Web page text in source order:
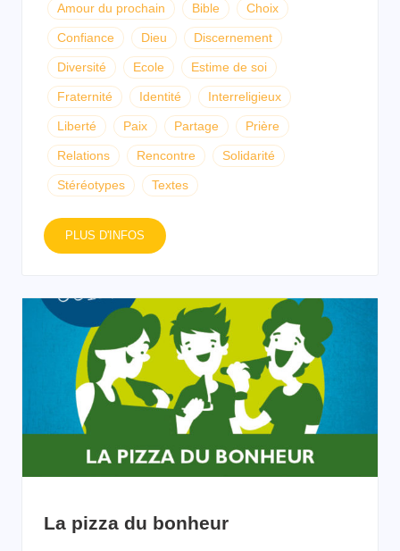
Amour du prochain Bible Choix
Confiance Dieu Discernement
Diversité Ecole Estime de soi
Fraternité Identité Interreligieux
Liberté Paix Partage Prière
Relations Rencontre Solidarité
Stéréotypes Textes
PLUS D'INFOS
La pizza du bonheur